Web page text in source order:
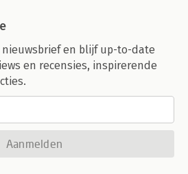
en blijf up-to-date
en recensies, inspirerende
Aanmelden